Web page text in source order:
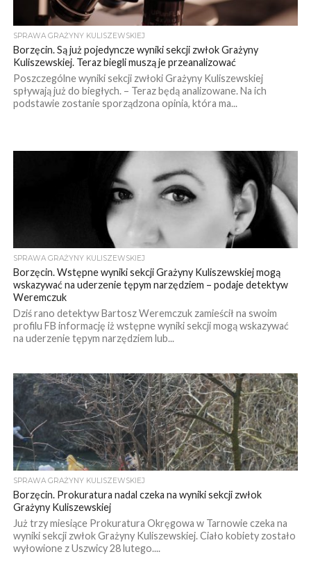
SPRAWA GRAŻYNY KULISZEWSKIEJ
Borzęcin. Są już pojedyncze wyniki sekcji zwłok Grażyny
Kuliszewskiej. Teraz biegli muszą je przeanalizować
Poszczególne wyniki sekcji zwłoki Grażyny Kuliszewskiej
spływają już do biegłych. – Teraz będą analizowane. Na ich
podstawie zostanie sporządzona opinia, która ma...
SPRAWA GRAŻYNY KULISZEWSKIEJ
Borzęcin. Wstępne wyniki sekcji Grażyny Kuliszewskiej mogą
wskazywać na uderzenie tępym narzędziem – podaje detektyw
Weremczuk
Dziś rano detektyw Bartosz Weremczuk zamieścił na swoim
profilu FB informację iż wstępne wyniki sekcji mogą wskazywać
na uderzenie tępym narzędziem lub...
SPRAWA GRAŻYNY KULISZEWSKIEJ
Borzęcin. Prokuratura nadal czeka na wyniki sekcji zwłok
Grażyny Kuliszewskiej
Już trzy miesiące Prokuratura Okręgowa w Tarnowie czeka na
wyniki sekcji zwłok Grażyny Kuliszewskiej. Ciało kobiety zostało
wyłowione z Uszwicy 28 lutego....